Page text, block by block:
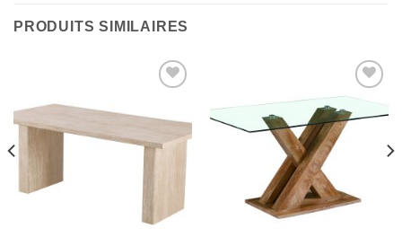
PRODUITS SIMILAIRES
wishlist
wishlist